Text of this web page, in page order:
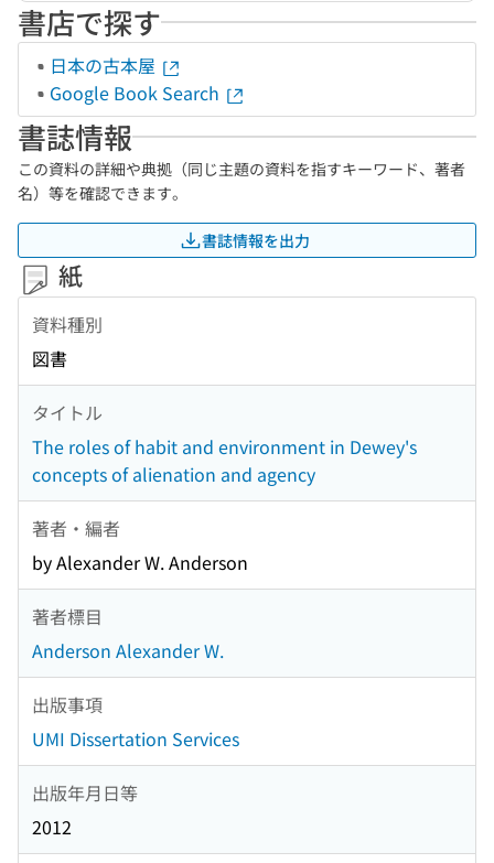
書店で探す
日本の古本屋
Google Book Search
書誌情報
この資料の詳細や典拠（同じ主題の資料を指すキーワード、著者
名）等を確認できます。
書誌情報を出力
紙
資料種別
図書
タイトル
The roles of habit and environment in Dewey's
concepts of alienation and agency
著者・編者
by Alexander W. Anderson
著者標目
Anderson Alexander W.
出版事項
UMI Dissertation Services
出版年月日等
2012